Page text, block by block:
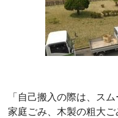
「自己搬入の際は、ス
家庭ごみ、木製の粗大